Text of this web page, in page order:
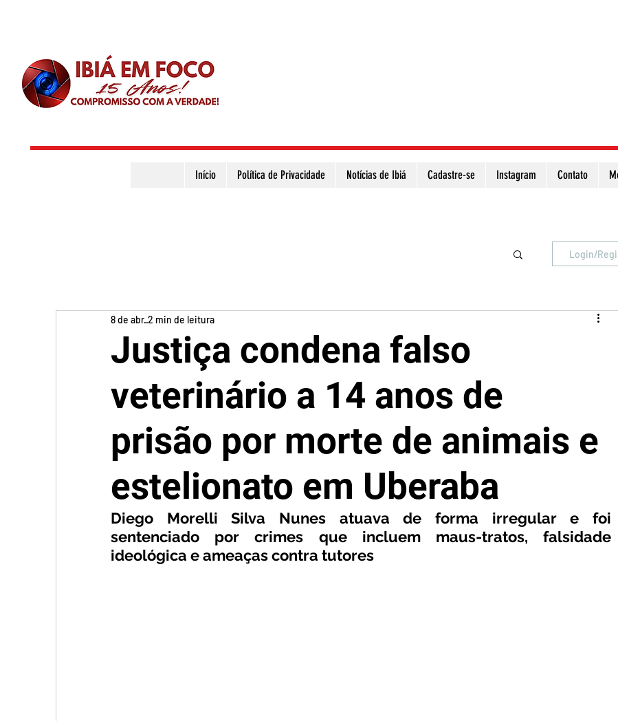
Início Política de Privacidade Notícias de Ibiá Cadastre-se Instagram Contato
Login/
Justiça condena falso
veterinário a 14 anos de
prisão por morte de animais e
estelionato em Uberaba
8 de abr.2 min de leitura
Diego Morelli Silva Nunes atuava de forma irregular e foi
sentenciado por crimes que incluem maus-tratos, falsidade
ideológica e ameaças contra tutores